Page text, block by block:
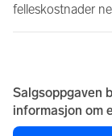
felleskostnader
Salgsoppgaven
informasjon om